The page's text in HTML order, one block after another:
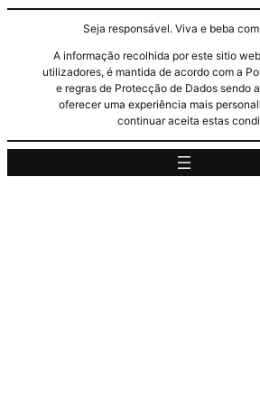
Seja responsável. Viva e beba
A informação recolhida por este sitio
utilizadores, é mantida de acordo com a
e regras de Protecção de Dados sendo
oferecer uma experiência mais
continuar aceita estas